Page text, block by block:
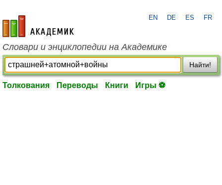
academic.ru
EN DE ES FR
Словари и энциклопедии на Академике
Найти!
Толкования Переводы Книги Игры ⚽